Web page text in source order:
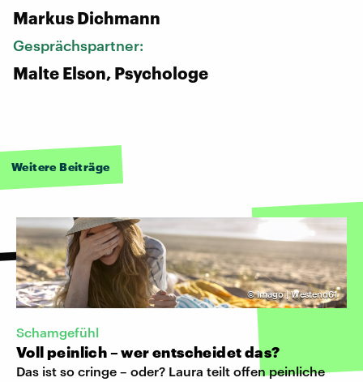
Markus Dichmann
Gesprächspartner:
Malte Elson, Psychologe
Weitere Beiträge
©Imago | Westend61
Schamgefühl
Voll peinlich – wer entscheidet das?
Das ist so cringe – oder? Laura teilt offen peinliche